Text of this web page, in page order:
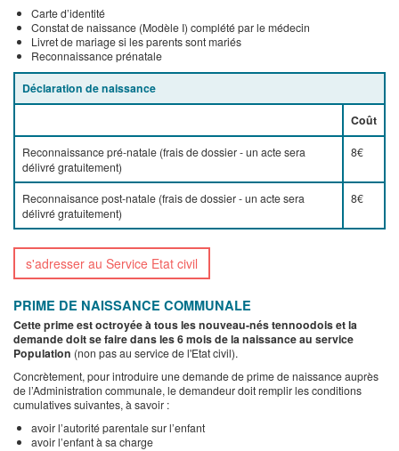
Carte d’identité
Constat de naissance (Modèle I) complété par le médecin
Livret de mariage si les parents sont mariés
Reconnaissance prénatale
Déclaration de naissance
Coût
Reconnaissance pré-natale (frais de dossier - un acte sera
délivré gratuitement)
8€
Reconnaisance post-natale (frais de dossier - un acte sera
délivré gratuitement)
8€
s'adresser au Service Etat civil
PRIME DE NAISSANCE COMMUNALE
Cette prime est octroyée à tous les nouveau-nés tennoodois et la
demande doit se faire dans les 6 mois de la naissance au service
Population (non pas au service de l'Etat civil).
Concrètement, pour introduire une demande de prime de naissance auprès
de l’Administration communale, le demandeur doit remplir les conditions
cumulatives suivantes, à savoir :
avoir l’autorité parentale sur l’enfant
avoir l’enfant à sa charge